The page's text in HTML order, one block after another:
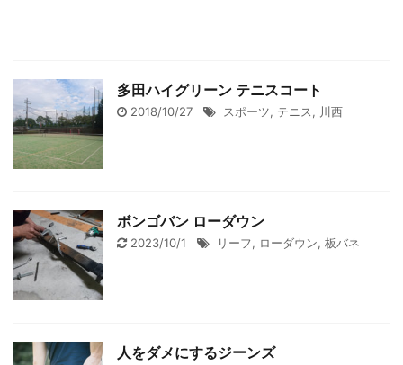
多田ハイグリーン テニスコート
2018/10/27 スポーツ, テニス, 川西
ボンゴバン ローダウン
2023/10/1 リーフ, ローダウン, 板バネ
人をダメにするジーンズ